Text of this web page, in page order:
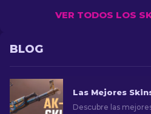
VER TODOS LOS
BLOG
Descubre las